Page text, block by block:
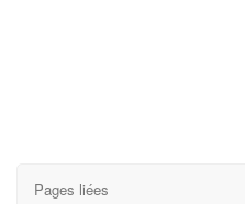
Pages liées